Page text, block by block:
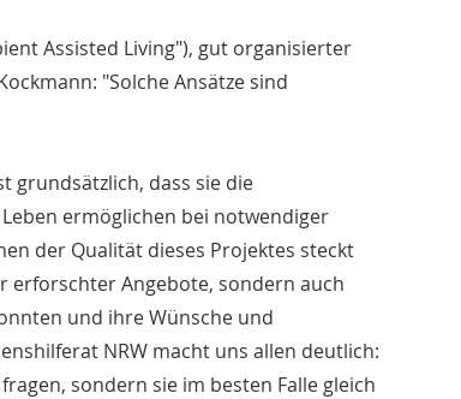
Assisted Living"), gut organisierter
"Solche Ansätze sind
grundsätzlich, dass sie die
ermöglichen bei notwendiger
der Qualität dieses Projektes steckt
erforschter Angebote, sondern auch
und ihre Wünsche und
NRW macht uns allen deutlich:
sondern sie im besten Falle gleich